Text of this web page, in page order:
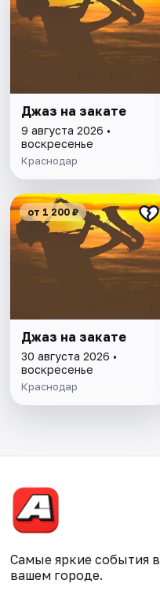
Джаз на закате
9 августа 2026 •
воскресенье
Краснодар
от 1 200 ₽
Джаз на закате
30 августа 2026 •
воскресенье
Краснодар
Самые яркие события в
вашем городе.